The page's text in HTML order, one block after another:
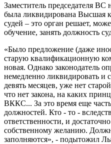
Заместитель председателя
была ликвидирована Высшая
судей – это орган решает,
обучение, занять должность
«Было предложение (даже
старую квалификационную
новая. Однако законодатель
немедленно ликвидировать
девять месяцев, уже нет
что нет закона, на каких
ВККС... За это время еще
должностей. Кто - то -
ответственности, и
собственному желанию.
заполняются», - подытожил